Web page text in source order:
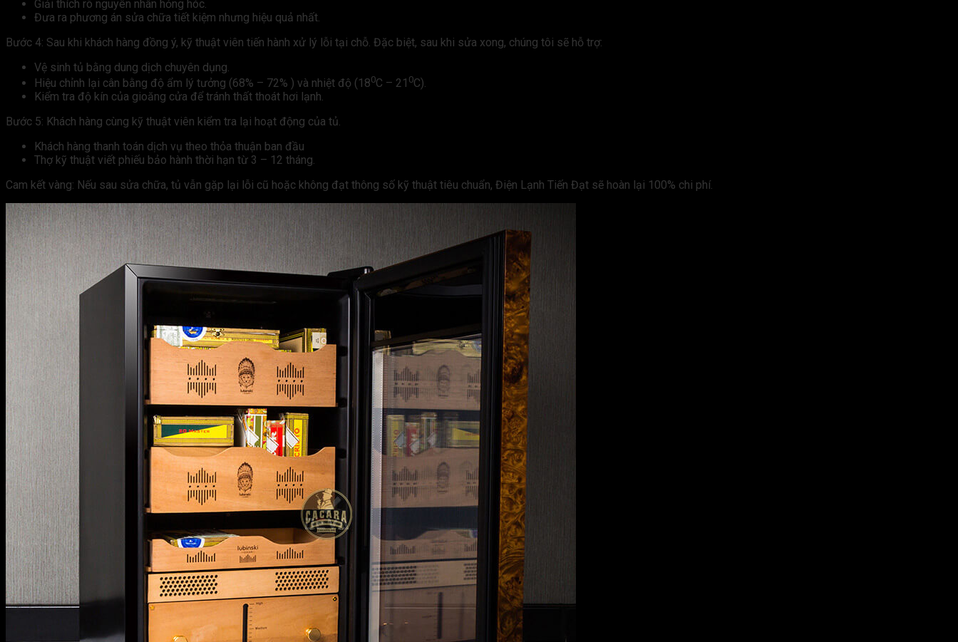
Giải thích rõ nguyên nhân hỏng hóc.
Đưa ra phương án sửa chữa tiết kiệm nhưng hiệu quả nhất.
Bước 4: Sau khi khách hàng đồng ý, kỹ thuật viên tiến hành xử lý lỗi tại chỗ. Đặc biệt, sau khi sửa xong, chúng tôi sẽ hỗ trợ:
Vệ sinh tủ bằng dung dịch chuyên dụng.
Hiệu chỉnh lại cân bằng độ ẩm lý tưởng (68% – 72% ) và nhiệt độ (180C – 21 0C).
Kiểm tra độ kín của gioăng cửa để tránh thất thoát hơi lạnh.
Bước 5: Khách hàng cùng kỹ thuật viên kiểm tra lại hoạt động của tủ.
Khách hàng thanh toán dịch vụ theo thỏa thuận ban đầu
Thợ kỹ thuật viết phiếu bảo hành thời hạn từ 3 – 12 tháng.
Cam kết vàng: Nếu sau sửa chữa, tủ vẫn gặp lại lỗi cũ hoặc không đạt thông số kỹ thuật tiêu chuẩn, Điện Lạnh Tiến Đạt sẽ hoàn lại 100% chi phí.